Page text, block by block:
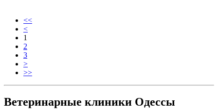
<<
<
1
2
3
>
>>
Ветеринарные клиники Одессы